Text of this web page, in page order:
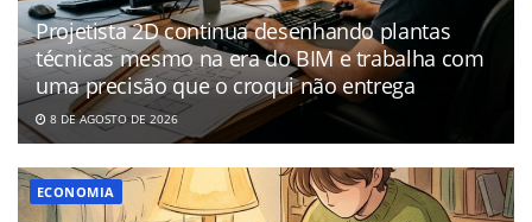
Projetista 2D continua desenhando plantas
técnicas mesmo na era do BIM e trabalha com
uma precisão que o croqui não entrega
8 DE AGOSTO DE 2026
ECONOMIA